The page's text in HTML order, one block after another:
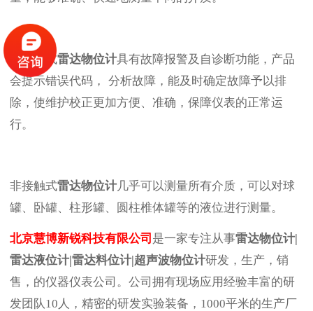
非接触式雷达物位计具有故障报警及自诊断功能 ， 产品
会提示错误代码 ， 分析故障， 能及时确定故障予以排
除，使维护校正更加方便、准确，保障仪表的正常运
行。
非接触式雷达物位计几乎可以测量所有介质，可以对球
罐、卧罐、柱形罐、圆柱椎体罐等的液位进行测量。
北京慧博新锐科技有限公司 是一家专注从事雷达物位计|
雷达液位计|雷达料位计|超声波物位计研发，生产，销
售，的仪器仪表公司。公司拥有现场应用经验丰富的研
发团队10人，精密的研发实验装备，1000平米的生产厂